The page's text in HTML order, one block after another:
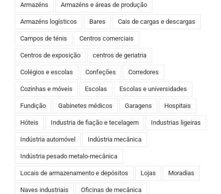
Armazéns Armazéns e áreas de produção
Armazéns logísticos Bares Cais de cargas e descargas
Campos de ténis Centros comerciais
Centros de exposição centros de geriatria
Colégios e escolas Confeções Corredores
Cozinhas e móveis Escolas Escolas e universidades
Fundição Gabinetes médicos Garagens Hospitais
Hóteis Industria de fiação e tecelagem Industrias ligeiras
Indústria automóvel Indústria mecânica
Indústria pesado metalo-mecânica
Locais de armazenamento e depósitos Lojas Moradias
Naves industriais Oficinas de mecânica